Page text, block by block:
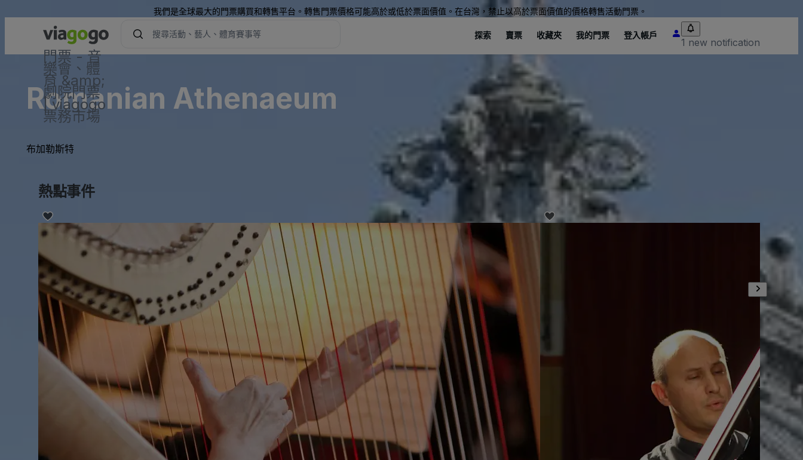
我們是全球最大的門票購買和轉售平台。轉售門票價格可能高於或低於票面價值。在台灣，禁止以高於票面價值的價格轉售活動門票。
門票 - 音
樂會、體
育 &amp;
劇院門票
| viagogo
票務市場
探索 賣票 收藏夾 我的門票 登入帳戶
1 new notification
Romanian Athenaeum
布加勒斯特
熱點事件